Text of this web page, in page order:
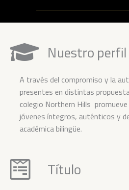
Nuestro perfil
A través del compromiso y la
presentes en distintas
colegio Northern Hills promueve
jóvenes íntegros, auténticos y
académica bilingüe.
Título